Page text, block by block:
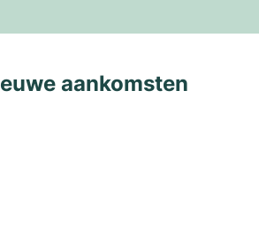
aankomsten